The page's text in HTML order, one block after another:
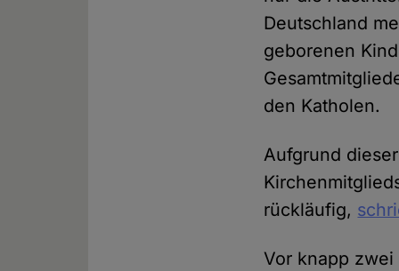
Deutschland
geborenen
den Katholen.
Aufgrund
rückläufig,
Vor knapp